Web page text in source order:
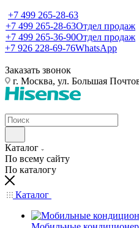
+7 499 265-28-63
+7 499 265-28-63Отдел продаж
+7 499 265-36-90Отдел продаж
+7 926 228-69-76WhatsApp
Заказать звонок
г. Москва, ул. Большая
Каталог
По всему сайту
По каталогу
Каталог